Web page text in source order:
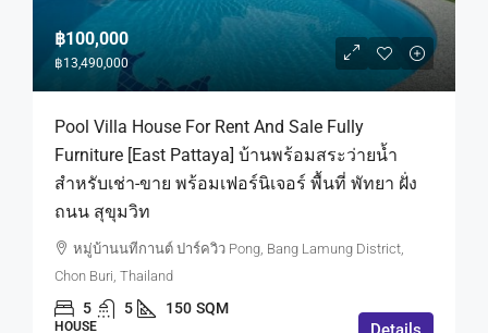
฿100,000
฿13,490,000
Pool Villa House For Rent And Sale Fully
Furniture [East Pattaya] บ้านพร้อมสระว่ายน้ำ
สำหรับเช่า-ขาย พร้อมเฟอร์นิเจอร์ พื้นที่ พัทยา ฝั่ง
ถนน สุขุมวิท
หมู่บ้านนทีกานต์ ปาร์ควิว Pong, Bang Lamung District,
Chon Buri, Thailand
5 5 150 SQM
HOUSE